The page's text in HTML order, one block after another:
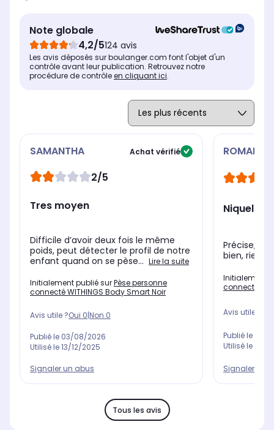
% masse graisseuse
Oui
% masse hydrique
Oui
et suivre leurs évolutions
Oui
% masse hydrique
Oui
Note globale
4,2/5124 avis
Les avis déposés sur boulanger.com font l'objet d'un
contrôle avant leur publication. Retrouvez notre
procédure de contrôleen cliquant ici.
SAMANTHA Achat vérifié
2/5
Tres moyen
Difficile d’avoir deux fois le même
poids, peut détecter le profil de notre
enfant quand on se pèse... Lire la suite
Initialement publié surPèse personne
connecté WITHINGS Body Smart Noir
Avis utile ?Oui 0|Non 0
Publié le 03/08/2026
Utilisé le13/12/2025
Signaler un abus
ROMAIN
Niquel
Précise,
bien, rien à
Initialement
connecté
Avis utile ?
Publié le
Utilisé le
Signaler un
Tous les avis